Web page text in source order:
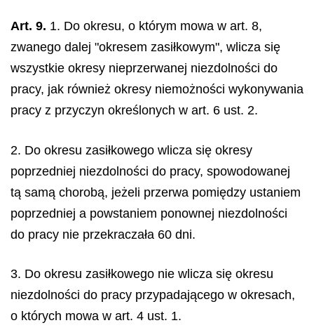
Art. 9. 1. Do okresu, o którym mowa w art. 8,
zwanego dalej "okresem zasiłkowym", wlicza się
wszystkie okresy nieprzerwanej niezdolności do
pracy, jak również okresy niemożności wykonywania
pracy z przyczyn określonych w art. 6 ust. 2.
2. Do okresu zasiłkowego wlicza się okresy
poprzedniej niezdolności do pracy, spowodowanej
tą samą chorobą, jeżeli przerwa pomiędzy ustaniem
poprzedniej a powstaniem ponownej niezdolności
do pracy nie przekraczała 60 dni.
3. Do okresu zasiłkowego nie wlicza się okresu
niezdolności do pracy przypadającego w okresach,
o których mowa w art. 4 ust. 1.